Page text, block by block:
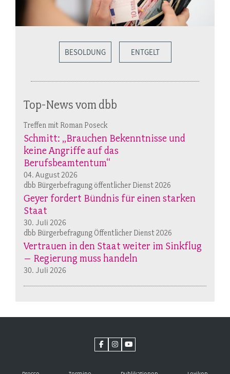
BESOLDUNG ENTGELT
Top-News vom dbb
Treffen mit Roman Poseck
Schmitt: „Brauchen Bekenntnisse und
keine Angriffe auf das
Berufsbeamtentum“
04. August 2026
dbb Bürgerbefragung öffentlicher Dienst 2026
Geyer fordert Bündnis für einen starken
Staat
30. Juli 2026
dbb Bürgerbefragung Öffentlicher Dienst 2026
Vertrauen in den Staat weiter im Sinkflug
– Regierung muss handeln
30. Juli 2026